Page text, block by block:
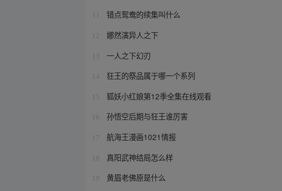
错点鸳鸯的续集叫什么
12 娜然演异人之下
13 一人之下幻刃
14 狂王的祭品属于哪一个系列
15 狐妖小红娘第12季全集在线观看
16 孙悟空后期与狂王谁厉害
17 航海王漫画1021情报
18 真阳武神结局怎么样
19 黄眉老佛原是什么